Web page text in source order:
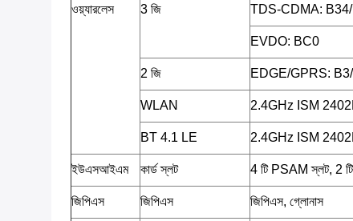
ওয়্যারলেস 3 জি TDS-CDMA:
EVDO: BC0
2 জি EDGE/GPRS:
WLAN 2.4GHz ISM
BT 4.1 LE 2.4GHz ISM
ইউএসআইএম কার্ড স্লট 4 টি PSAM স্লট, 2
জিপিএস জিপিএস জিপিএস, গ্লোনাস